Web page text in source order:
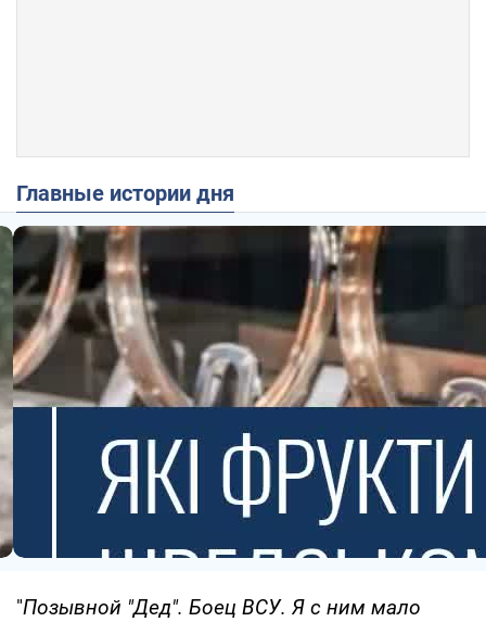
Главные истории дня
"Позывной "Дед". Боец ВСУ. Я с ним мало